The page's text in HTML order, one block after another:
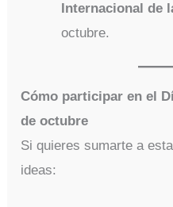
Internacional de
octubre.
Cómo participar en el
de octubre
Si quieres sumarte a
ideas: